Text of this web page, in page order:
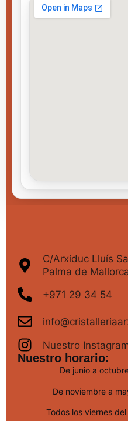
C/Arxiduc Lluís
Palma de
+971 29 34 54
Nuestro
Nuestro horario:
De junio a
De noviembre a
Todos los viernes